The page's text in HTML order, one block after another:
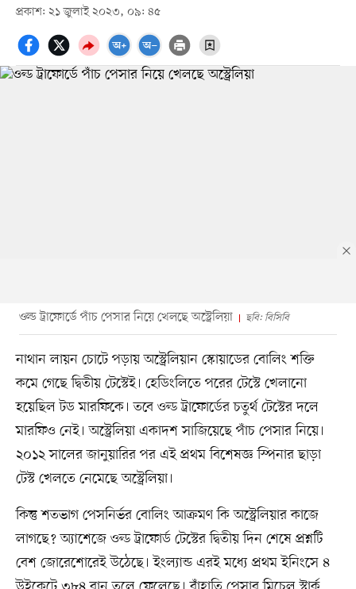
প্রকাশ: ২১ জুলাই ২০২৩, ০৯: ৪৫
ওল্ড ট্রাফোর্ডে পাঁচ পেসার নিয়ে খেলছে অস্ট্রেলিয়া ছবি: বিসিবি
নাথান লায়ন চোটে পড়ায় অস্ট্রেলিয়ান স্কোয়াডের বোলিং শক্তি
কমে গেছে দ্বিতীয় টেস্টেই। হেডিংলিতে পরের টেস্টে খেলানো
হয়েছিল টড মারফিকে। তবে ওল্ড ট্রাফোর্ডের চতুর্থ টেস্টের দলে
মারফিও নেই। অস্ট্রেলিয়া একাদশ সাজিয়েছে পাঁচ পেসার নিয়ে।
২০১২ সালের জানুয়ারির পর এই প্রথম বিশেষজ্ঞ স্পিনার ছাড়া
টেস্ট খেলতে নেমেছে অস্ট্রেলিয়া।
কিন্তু শতভাগ পেসনির্ভর বোলিং আক্রমণ কি অস্ট্রেলিয়ার কাজে
লাগছে? অ্যাশেজে ওল্ড ট্রাফোর্ড টেস্টের দ্বিতীয় দিন শেষে প্রশ্নটি
বেশ জোরেশোরেই উঠেছে। ইংল্যান্ড এরই মধ্যে প্রথম ইনিংসে ৪